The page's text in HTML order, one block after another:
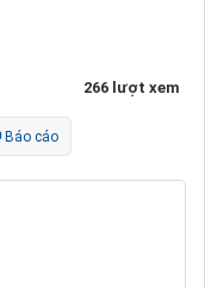
266 lượt xem
Báo cáo